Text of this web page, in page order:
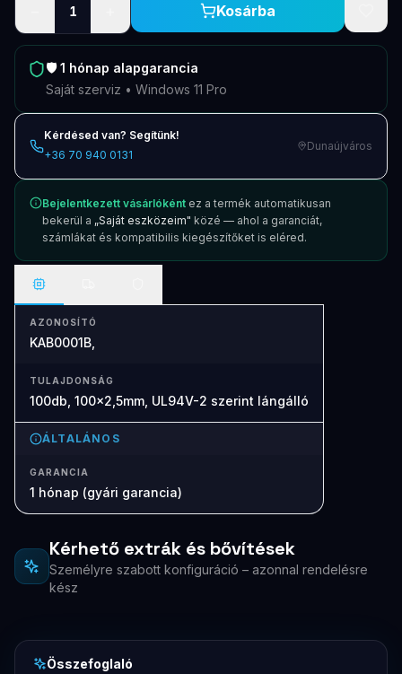
1 Kosárba
🛡️1 hónap alapgarancia
Saját szerviz • Windows 11 Pro
Kérdésed van? Segítünk!
+36 70 940 0131
Dunaújváros
Bejelentkezett vásárlóként ez a termék automatikusan
bekerül a „Saját eszközeim" közé — ahol a garanciát,
számlákat és kompatibilis kiegészítőket is eléred.
AZONOSÍTÓ
KAB0001B,
TULAJDONSÁG
100db, 100x2,5mm, UL94V-2 szerint lángálló
ÁLTALÁNOS
GARANCIA
1 hónap (gyári garancia)
Kérhető extrák és bővítések
Személyre szabott konfiguráció – azonnal rendelésre
kész
Összefoglaló